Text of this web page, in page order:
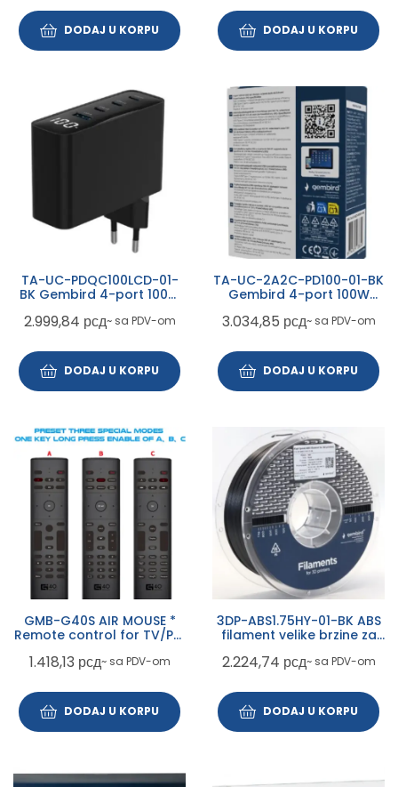
DODAJ U KORPU DODAJ U KORPU
TA-UC-PDQC100LCD-01-
BK Gembird 4-port 100W
LCD, black
2.999,84 рсд~ sa PDV-om
DODAJ U KORPU
TA-UC-2A2C-PD100-01-BK
Gembird 4-port 100W
brzi punjacr, black
3.034,85 рсд~ sa PDV-om
DODAJ U KORPU
GMB-G40S AIR MOUSE *
Remote control for TV/PC,
google Google Assistant
1.418,13 рсд~ sa PDV-om
DODAJ U KORPU
3DP-ABS1.75HY-01-BK ABS
filament velike brzine za
1KG BLACK
2.224,74 рсд~ sa PDV-om
DODAJ U KORPU